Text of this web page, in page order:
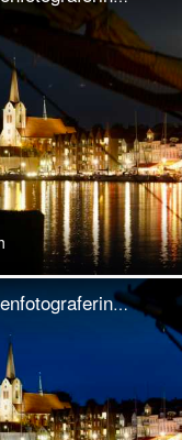
Fotokursus - aftenfotografering på Sønderborg Havn